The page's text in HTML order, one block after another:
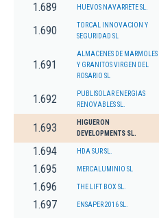
1.689 HUEVOS NAVARRETE SL.
1.690
TORCAL INNOVACION Y
SEGURIDAD SL
1.691
ALMACENES DE MARMOLES
Y GRANITOS VIRGEN DEL
ROSARIO SL
1.692
PUBLISOLAR ENERGIAS
RENOVABLES SL.
1.693
HIGUERON
DEVELOPMENTS SL.
1.694 HDA SUR SL.
1.695 MERCALUMINIO SL
1.696 THE LIFT BOX SL.
1.697 ENSAPER 2016 SL.